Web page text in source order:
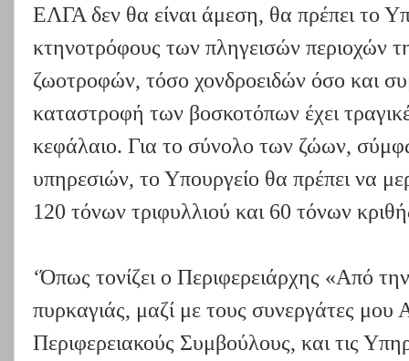
ΕΛΓΑ δεν θα είναι άμεση, θα πρέπει το
κτηνοτρόφους των πληγεισών περιοχών
ζωοτροφών, τόσο χονδροειδών όσο και
καταστροφή των βοσκοτόπων έχει
κεφάλαιο. Για το σύνολο των ζώων,
υπηρεσιών, το Υπουργείο θα πρέπει να
120 τόνων τριφυλλιού και 60 τόνων
‘Όπως τονίζει ο Περιφερειάρχης «Από
πυρκαγιάς, μαζί με τους συνεργάτες μου
Περιφερειακούς Συμβούλους, και τις